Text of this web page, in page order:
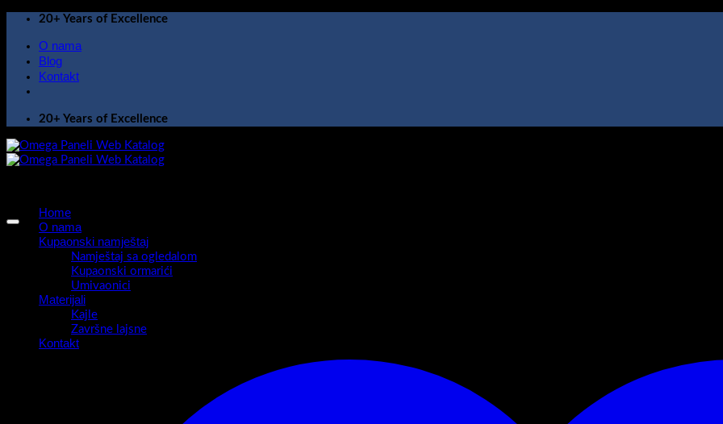
Skip
content
20+ Years of Excellence
O nama
Blog
Kontakt
20+ Years of Excellence
Home
O nama
Kupaonski namještaj
Namještaj sa ogledalom
Kupaonski ormarići
Umivaonici
Materijali
Kajle
Završne lajsne
Kontakt